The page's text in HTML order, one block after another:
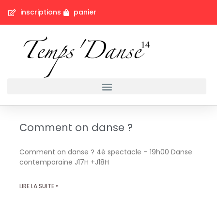
inscriptions panier
Comment on danse ?
Comment on danse ? 4è spectacle – 19h00 Danse
contemporaine J17H +J18H
LIRE LA SUITE »